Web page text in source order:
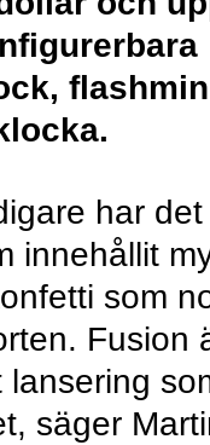
har
innehållit
som
Fusion
lansering
säger